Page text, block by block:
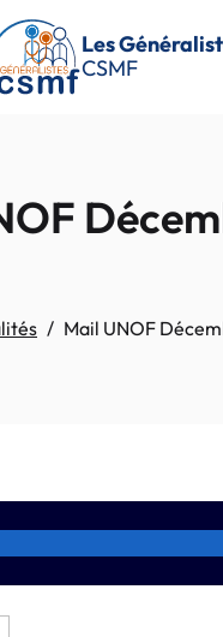
Les
CSMF
Mail UNOF